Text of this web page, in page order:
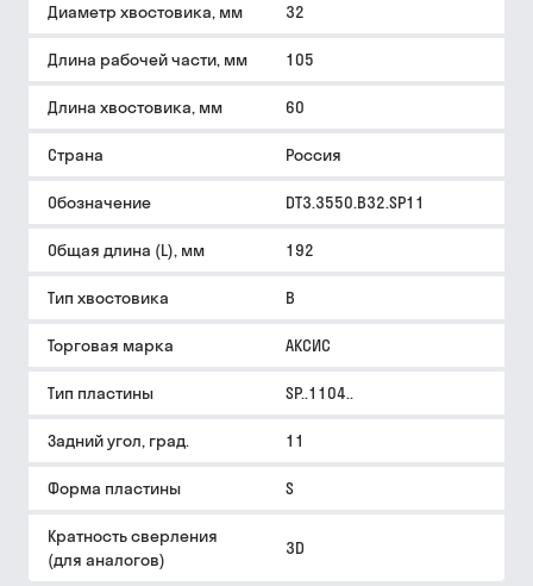
Диаметр хвостовика, мм 32
Длина рабочей части, мм 105
Длина хвостовика, мм 60
Страна Россия
Обозначение DT3.3550.B32.SP11
Общая длина (L), мм 192
Тип хвостовика B
Торговая марка АКСИС
Тип пластины SP..1104..
Задний угол, град. 11
Форма пластины S
Кратность сверления
(для аналогов)
3D